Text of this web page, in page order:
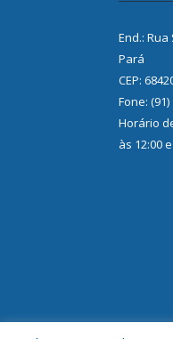
End.:
Pará
CEP:
Fone: (91)
Horário
às 12:00